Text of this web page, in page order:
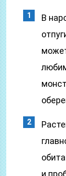
В
и